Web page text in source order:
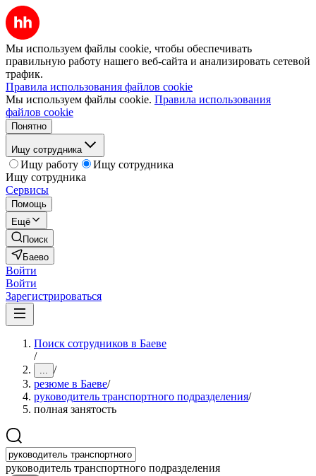
Мы используем файлы cookie, чтобы обеспечивать
правильную работу нашего веб-сайта и анализировать сетевой
трафик.
Правила использования файлов cookie
Мы используем файлы cookie. Правила использования
файлов cookie
Понятно
Ищу сотрудника
Ищу работу
Ищу сотрудника
Ищу сотрудника
Сервисы
Помощь
Ещё
Поиск
Баево
Войти
Войти
Зарегистрироваться
Поиск сотрудников в Баеве
/
... /
резюме в Баеве/
руководитель транспортного подразделения/
полная занятость
руководитель транспортного подразделения